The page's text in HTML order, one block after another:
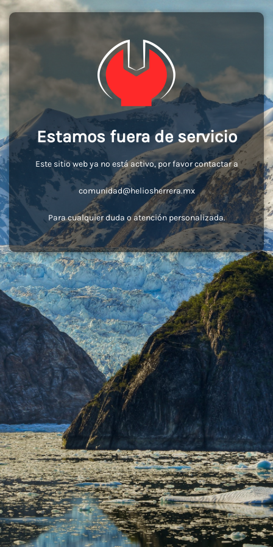
Estamos fuera de servicio
Este sitio web ya no está activo, por favor contactar a
comunidad@heliosherrera.mx
Para cualquier duda o atención personalizada.